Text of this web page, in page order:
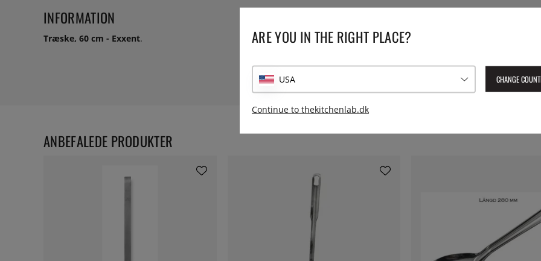
INFORMATION
Træske, 60 cm - Exxent.
ANBEFALEDE PRODUKTER
ARE YOU IN THE RIGHT PLACE?
USA CHANGE
Continue to thekitchenlab.dk